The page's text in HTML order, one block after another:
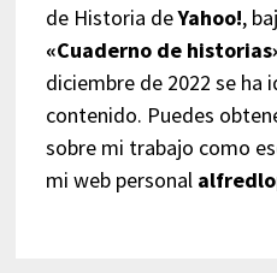
de Historia deYahoo!,
«Cuaderno de
diciembre de 2022 se ha
contenido. Puedes
sobre mi trabajo como
mi web personal